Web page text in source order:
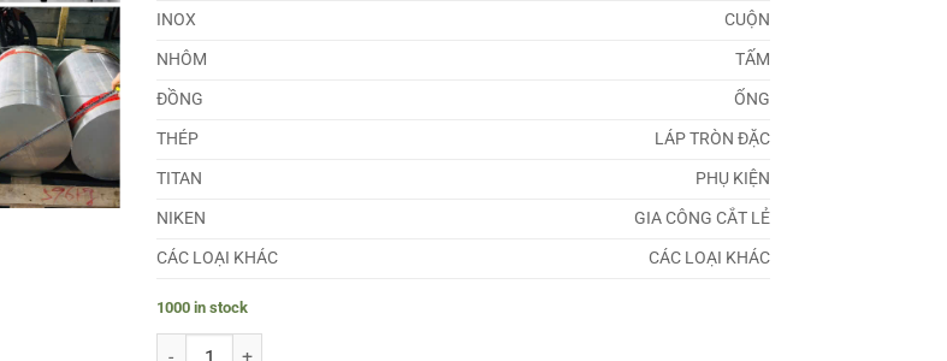
INOX
CUỘN
NHÔM
TẤM
ĐỒNG
ỐNG
THÉP
LÁP TRÒN ĐẶC
TITAN
PHỤ KIỆN
NIKEN
GIA CÔNG CẮT LẺ
CÁC LOẠI KHÁC
CÁC LOẠI KHÁC
1000 in stock
Láp Nhôm 7075 Phi 230 quantity